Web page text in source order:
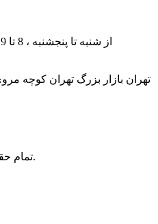
از شنبه تا پنجشنبه ، 8 تا 19 آماده پاسخگویی به شما هستیم
تهران بازار بزرگ تهران کوچه
تمام حقوق برای کفِ بازار محفوظ است.